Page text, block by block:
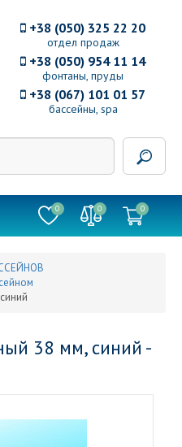
отдел продаж
+38 (050) 325 22 20
фонтаны, пруды
+38 (050) 954 11 14
бассейны, spa
+38 (067) 101 01 57
0 0 0
38 мм, синий -